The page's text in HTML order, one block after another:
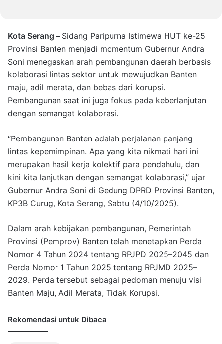
Kota Serang – Sidang Paripurna Istimewa HUT ke-25
Provinsi Banten menjadi momentum Gubernur Andra
Soni menegaskan arah pembangunan daerah berbasis
kolaborasi lintas sektor untuk mewujudkan Banten
maju, adil merata, dan bebas dari korupsi.
Pembangunan saat ini juga fokus pada keberlanjutan
dengan semangat kolaborasi.
“Pembangunan Banten adalah perjalanan panjang
lintas kepemimpinan. Apa yang kita nikmati hari ini
merupakan hasil kerja kolektif para pendahulu, dan
kini kita lanjutkan dengan semangat kolaborasi,” ujar
Gubernur Andra Soni di Gedung DPRD Provinsi Banten,
KP3B Curug, Kota Serang, Sabtu (4/10/2025).
Dalam arah kebijakan pembangunan, Pemerintah
Provinsi (Pemprov) Banten telah menetapkan Perda
Nomor 4 Tahun 2024 tentang RPJPD 2025–2045 dan
Perda Nomor 1 Tahun 2025 tentang RPJMD 2025–
2029. Perda tersebut sebagai pedoman menuju visi
Banten Maju, Adil Merata, Tidak Korupsi.
Rekomendasi untuk Dibaca